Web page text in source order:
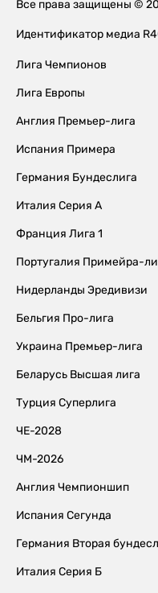
Все права защищены ©
Идентификатор медиа
Лига Чемпионов
Лига Европы
Англия Премьер-лига
Испания Примера
Германия Бундеслига
Италия Серия А
Франция Лига 1
Португалия Примейра-
Нидерланды Эредивизи
Бельгия Про-лига
Украина Премьер-лига
Беларусь Высшая лига
Турция Суперлига
ЧЕ-2028
ЧМ-2026
Англия Чемпионшип
Испания Сегунда
Германия Вторая
Италия Серия Б